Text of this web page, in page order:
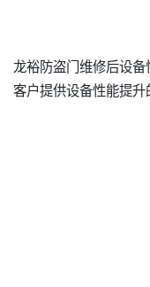
龙裕防盗门维修后设
客户提供设备性能提升